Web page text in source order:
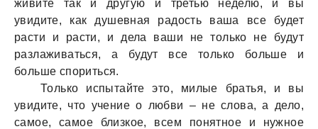
живите так и другую и третью неделю, и вы
увидите, как душевная радость ваша все будет
расти и расти, и дела ваши не только не будут
разлаживаться, а будут все только больше и
больше спориться.
Только испытайте это, милые братья, и вы
увидите, что учение о любви – не слова, а дело,
самое, самое близкое, всем понятное и нужное